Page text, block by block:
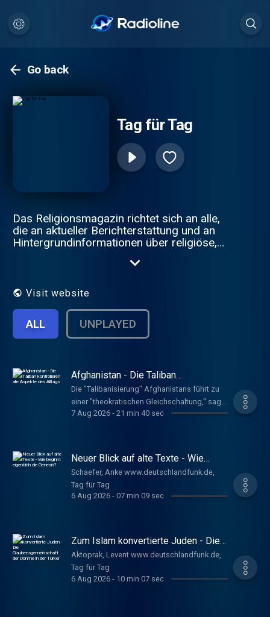
Go back
Tag für Tag
Das Religionsmagazin richtet sich an alle,
die an aktueller Berichterstattung und an
Hintergrundinformationen über religiöse,
orientierte Zusammenhänge des
Nachrichten mit religiösen und allgemeinen
werden diese Ereignisse durch unsere
Fachredaktion aus dem Blickwinkel
theologischer und
Visit website
ALL UNPLAYED
Afghanistan - Die Taliban
kontrollieren alle Aspekte des
Alltags
Die "Talibanisierung" Afghanistans führt zu
einer "theokratischen Gleichschaltung," sagt
Waslat Hasrat-Nazimi. Die Leiterin der
werden. Musik darf keiner mehr hören. Meyer,
7 Aug 2026- 21 min 40 sec
Neuer Blick auf alte Texte - Wie
beginnt eigentlich die Genesis?
Schaefer, Anke www.deutschlandfunk.de,
Tag für Tag
6 Aug 2026- 07 min 09 sec
Zum Islam konvertierte Juden - Die
Glaubensgemeinschaft der Dönme in
der Türkei
Aktoprak, Levent www.deutschlandfunk.de,
Tag für Tag
6 Aug 2026- 10 min 07 sec